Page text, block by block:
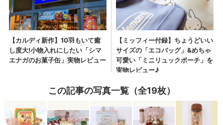
この記事の写真一覧（全19枚）